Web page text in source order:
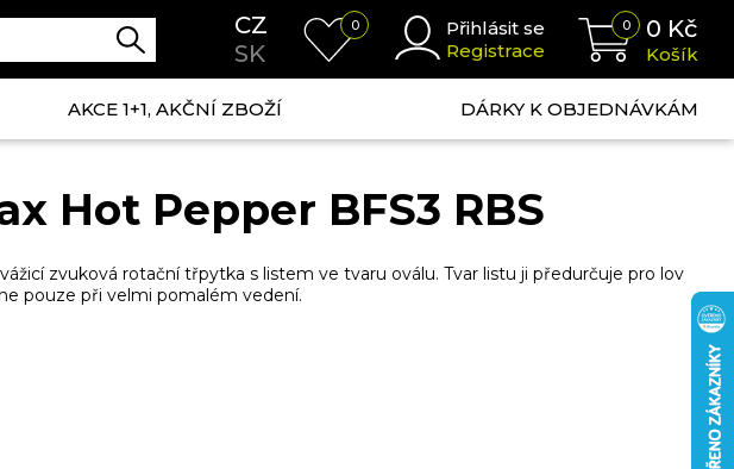
CZ
SK
0
Přihlásit se
Registrace
0 0 Kč
Košík
AKCE 1+1, AKČNÍ ZBOŽÍ DÁRKY K OBJEDNÁVKÁM
Hot Pepper BFS3 RBS
zvuková rotační třpytka s listem ve tvaru oválu. Tvar listu ji předurčuje pro lov
pouze při velmi pomalém vedení.